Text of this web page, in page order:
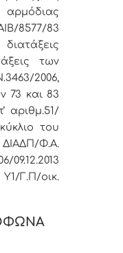
8577/83
διατάξεις
των
2006,
73 και 83
αριθμ.51/
του
Φ.Α.
09.12.2013
Γ.Π/οικ.